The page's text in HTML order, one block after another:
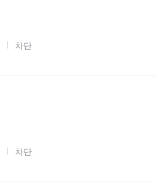
차단
차단